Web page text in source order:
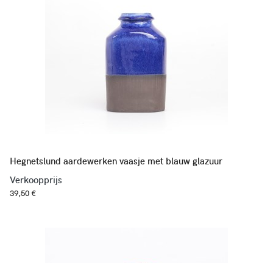
Hegnetslund aardewerken vaasje met blauw glazuur
Verkoopprijs
39,50 €